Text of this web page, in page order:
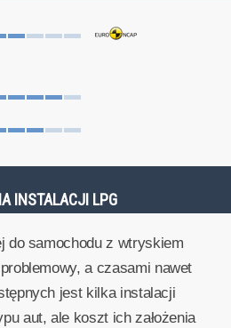
INSTALACJI LPG
do samochodu z wtryskiem
a czasami nawet
jest kilka instalacji
aut, ale koszt ich założenia